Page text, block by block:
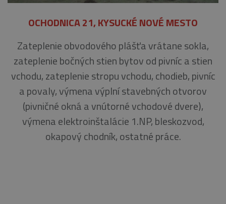
OCHODNICA 21, KYSUCKÉ NOVÉ MESTO
Zateplenie obvodového plášťa vrátane sokla,
zateplenie bočných stien bytov od pivníc a stien
vchodu, zateplenie stropu vchodu, chodieb, pivníc
a povaly, výmena výplní stavebných otvorov
(pivničné okná a vnútorné vchodové dvere),
výmena elektroinštalácie 1.NP, bleskozvod,
okapový chodník, ostatné práce.